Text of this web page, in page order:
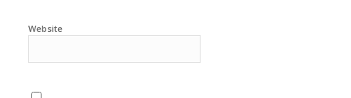
Website